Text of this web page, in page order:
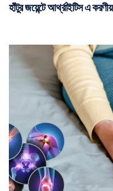
হাঁটুর জয়েন্টে আর্থ্রাইটিস এ করণীয়